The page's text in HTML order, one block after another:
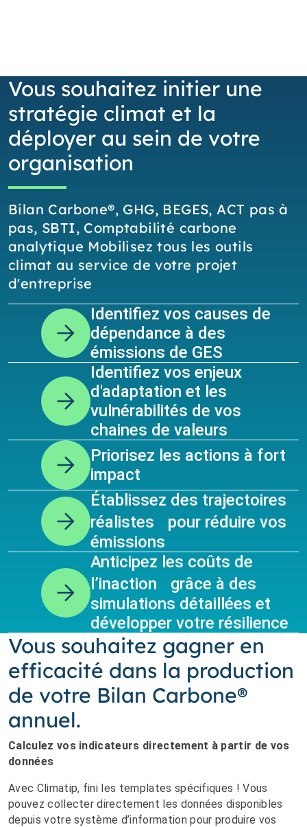
Vous souhaitez initier une
stratégie climat et la
déployer au sein de votre
organisation
Bilan Carbone®, GHG, BEGES, ACT pas à
pas, SBTI, Comptabilité carbone
analytique Mobilisez tous les outils
climat au service de votre projet
d'entreprise
Identifiez vos causes de
dépendance à des
émissions de GES
Identifiez vos enjeux
d'adaptation et les
vulnérabilités de vos
chaines de valeurs
Priorisez les actions à fort
impact
Établissez des trajectoires
réalistes pour réduire vos
émissions
Anticipez les coûts de
l’inaction grâce à des
simulations détaillées et
développer votre résilience
Vous souhaitez gagner en
efficacité dans la production
de votre Bilan Carbone®
annuel.
Calculez vos indicateurs directement à partir de vos
données
Avec Climatip, fini les templates spécifiques ! Vous
pouvez collecter directement les données disponibles
depuis votre système d’information pour produire vos